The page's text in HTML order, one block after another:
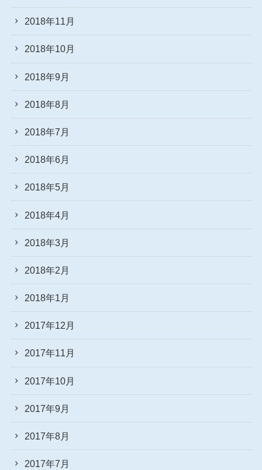
2018年11月
2018年10月
2018年9月
2018年8月
2018年7月
2018年6月
2018年5月
2018年4月
2018年3月
2018年2月
2018年1月
2017年12月
2017年11月
2017年10月
2017年9月
2017年8月
2017年7月